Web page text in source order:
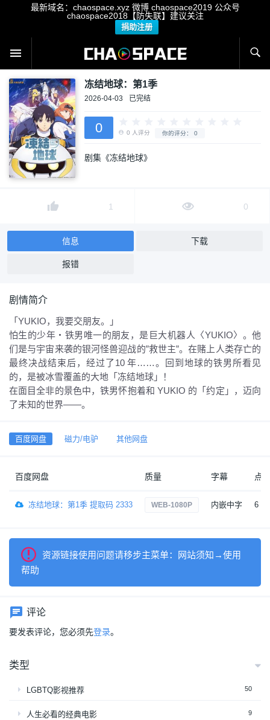
最新域名：chaospace.xyz 微博 chaospace2019 公众号
chaospace2018【防失联】建议关注
捐助注册
冻结地球：第1季
2026-04-03 已完结
0
剧集《冻结地球》
1 0
信息 下载
报错
剧情简介
「YUKIO，我要交朋友。」
怕生的少年・铁男唯一的朋友，是巨大机器人〈YUKIO〉。他
们是与宇宙来袭的银河怪兽迎战的”救世主”。在赌上人类存亡的
最终决战结束后，经过了10 年……。回到地球的铁男所看见
的，是被冰雪覆盖的大地「冻结地球」！
在面目全非的景色中，铁男怀抱着和 YUKIO 的「约定」，迈向
了未知的世界——。
百度网盘 磁力/电驴 其他网盘
百度网盘 质量 字幕 点
冻结地球：第1季 提取码 2333 WEB-1080P 内嵌中字 6
资源链接使用问题请移步主菜单：网站须知→使用
帮助
评论
要发表评论，您必须先登录。
类型
LGBTQ影视推荐 50
人生必看的经典电影 9